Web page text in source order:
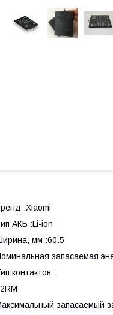
:Xiaomi
АКБ :Li-ion
мм :60.5
запасаемая
контактов :
запасаемый